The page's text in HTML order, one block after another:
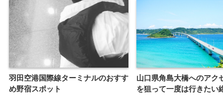
羽田空港国際線ターミナルのおすす
め野宿スポット
山口県角島大橋へのアク
を狙って一度は行きたい